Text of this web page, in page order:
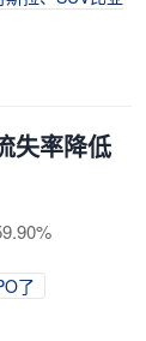
失率降低
了